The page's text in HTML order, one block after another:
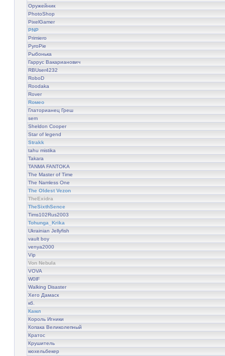
Оружейник
PhotoShop
PixelGamer
PNP
Primiero
PyroPie
Рыбонька
Гаррус Вакарианович
RBUser4232
RoboD
Roodaka
Rover
Rомео
Глаторианец Греш
sem
Sheldon Cooper
Star of legend
Strakk
tahu mistika
Takara
TANMA FANTOKA
The Master of Time
The Namless One
The Oldest Vezon
TheExidra
TheSixthSence
Tims102Rus2003
Tohunga_Krika
Ukrainian Jellyfish
vault boy
venya2000
Vip
Von Nebula
VOVA
W0lF
Walking Disaster
Хего Дамаск
кб.
Камл
Король Игники
Копака Великолепный
Кратос
Крушитель
кюхельбекер